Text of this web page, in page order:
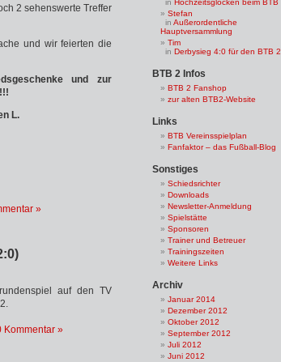
2 sehenswerte Treffer
und wir feierten die
und zur
L.
»
auf den TV
Kommentar »
in Hochzeitsglocken beim BTB
Stefan
in Außerordentliche
Hauptversammlung
Tim
in Derbysieg 4:0 für den BTB 2
BTB 2 Infos
BTB 2 Fanshop
zur alten BTB2-Website
Links
BTB Vereinsspielplan
Fanfaktor – das Fußball-Blog
Sonstiges
Schiedsrichter
Downloads
Newsletter-Anmeldung
Spielstätte
Sponsoren
Trainer und Betreuer
Trainingszeiten
Weitere Links
Archiv
Januar 2014
Dezember 2012
Oktober 2012
September 2012
Juli 2012
Juni 2012